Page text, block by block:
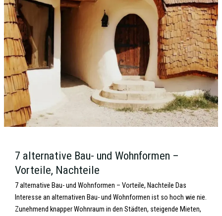
7 alternative Bau- und Wohnformen –
Vorteile, Nachteile
7 alternative Bau- und Wohnformen – Vorteile, Nachteile Das
Interesse an alternativen Bau- und Wohnformen ist so hoch wie nie.
Zunehmend knapper Wohnraum in den Städten, steigende Mieten,